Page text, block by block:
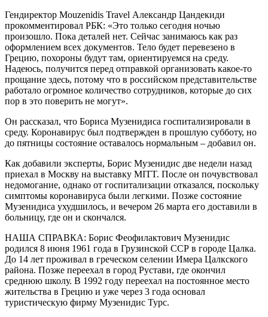
Гендиректор Mouzenidis Travel Александр Цандекиди
прокомментировал РБК: «Это только сегодня ночью
произошло. Пока деталей нет. Сейчас занимаюсь как раз
оформлением всех документов. Тело будет перевезено в
Грецию, похороны будут там, ориентируемся на среду.
Надеюсь, получится перед отправкой организовать какое-то
прощание здесь, потому что в российском представительстве
работало огромное количество сотрудников, которые до сих
пор в это поверить не могут».
Он рассказал, что Бориса Музенидиса госпитализировали в
среду. Коронавирус был подтвержден в прошлую субботу, но
до пятницы состояние оставалось нормальным – добавил он.
Как добавили эксперты, Борис Музенидис две недели назад
приехал в Москву на выставку MITT. После он почувствовал
недомогание, однако от госпитализации отказался, поскольку
симптомы коронавируса были легкими. Позже состояние
Музенидиса ухудшилось, и вечером 26 марта его доставили в
больницу, где он и скончался.
НАША СПРАВКА: Борис Феофилактович Музенидис
родился 8 июня 1961 года в Грузинской ССР в городе Цалка.
До 14 лет проживал в греческом селении Имера Цалкского
района. Позже переехал в город Рустави, где окончил
среднюю школу. В 1992 году переехал на постоянное место
жительства в Грецию и уже через 3 года основал
туристическую фирму Музенидис Турс.